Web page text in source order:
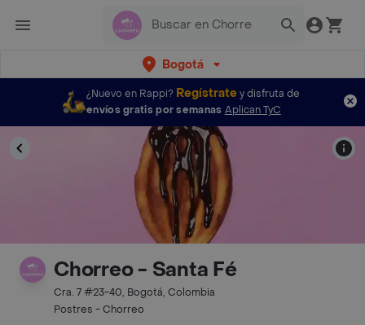
Bogotá
¿Nuevo en Rappi? Regístratey disfruta de
envíos gratis por semanas Aplican TyC
Chorreo - Santa Fé
Cra. 7 #23-40, Bogotá, Colombia
Postres - Chorreo